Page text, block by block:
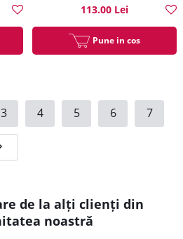
113.00 Lei
Pune in cos
3 4 5 6 7
de la alți clienți din
noastră